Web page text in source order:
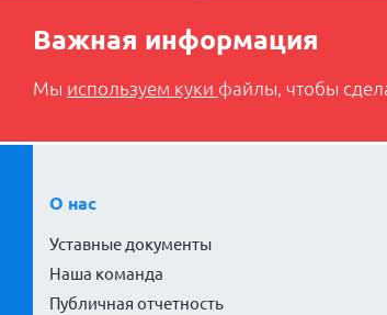
Важная информация
Мы используем куки файлы, чтобы
О нас
Уставные документы
Наша команда
Публичная отчетность